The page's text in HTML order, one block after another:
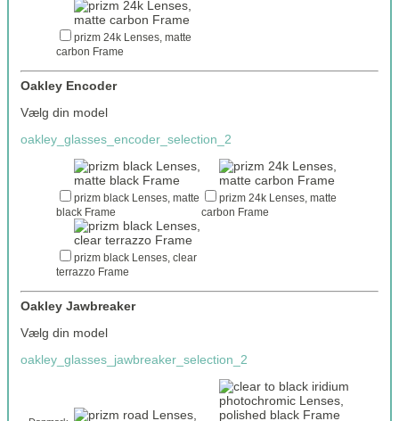
prizm 24k Lenses, matte
carbon Frame
Oakley Encoder
Vælg din model
oakley_glasses_encoder_selection_2
prizm black Lenses, matte
black Frame
prizm 24k Lenses, matte
carbon Frame
prizm black Lenses, clear
terrazzo Frame
Oakley Jawbreaker
Vælg din model
oakley_glasses_jawbreaker_selection_2